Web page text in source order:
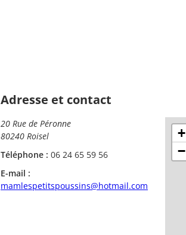
Adresse et contact
20 Rue de Péronne
80240 Roisel
Téléphone : 06 24 65 59 56
E-mail :
mamlespetitspoussins@hotmail.com
+
−